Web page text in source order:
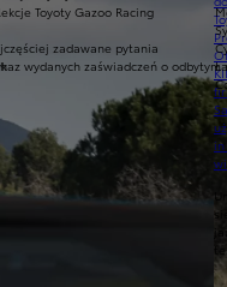
Toyoty Gazoo Racing
zadawane pytania
wydanych zaświadczeń o odbytym